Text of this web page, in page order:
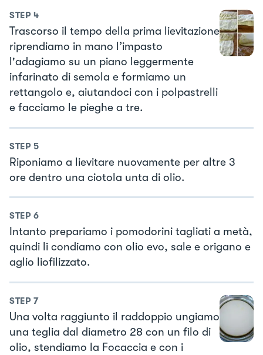
STEP 4
Trascorso il tempo della prima lievitazione
riprendiamo in mano l’impasto
l'adagiamo su un piano leggermente
infarinato di semola e formiamo un
rettangolo e, aiutandoci con i polpastrelli
e facciamo le pieghe a tre.
STEP 5
Riponiamo a lievitare nuovamente per altre 3
ore dentro una ciotola unta di olio.
STEP 6
Intanto prepariamo i pomodorini tagliati a metà,
quindi li condiamo con olio evo, sale e origano e
aglio liofilizzato.
STEP 7
Una volta raggiunto il raddoppio ungiamo
una teglia dal diametro 28 con un filo di
olio, stendiamo la Focaccia e con i